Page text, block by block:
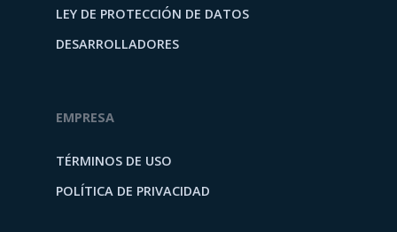
AUTENTICAR CERTIFICADO
LEY DE PROTECCIÓN DE DATOS
TÉRMINOS DE USO